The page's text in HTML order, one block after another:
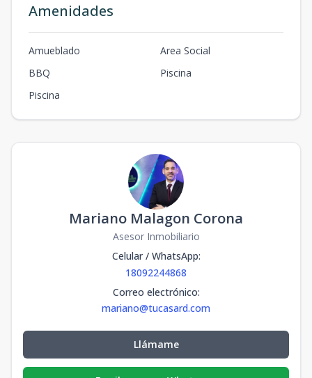
Amenidades
Amueblado
Area Social
BBQ
Piscina
Piscina
Mariano Malagon Corona
Asesor Inmobiliario
Celular / WhatsApp:
18092244868
Correo electrónico:
mariano@tucasard.com
Llámame